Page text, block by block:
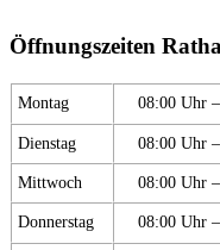
Öffnungszeiten
Montag 08:00 Uhr
Dienstag 08:00 Uhr
Mittwoch 08:00 Uhr
Donnerstag 08:00 Uhr